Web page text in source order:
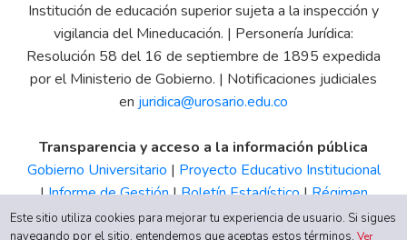
Institución de educación superior sujeta a la inspección y
vigilancia del Mineducación. | Personería Jurídica:
Resolución 58 del 16 de septiembre de 1895 expedida
por el Ministerio de Gobierno. | Notificaciones judiciales
en juridica@urosario.edu.co
Transparencia y acceso a la información pública
Gobierno Universitario | Proyecto Educativo Institucional
|Informe de Gestión|Boletín Estadístico|Régimen
Tributario|Estados Financieros |Código de Ética| Canal
Este sitio utiliza cookies para mejorar tu experiencia de usuario. Si sigues
navegando por el sitio, entendemos que aceptas estos términos.Ver